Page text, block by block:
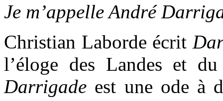
Je m’appelle André
Christian Laborde écrit
l’éloge des Landes et
Darrigade est une ode à